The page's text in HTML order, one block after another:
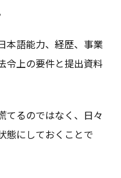
本語能力、経歴、事業
令上の要件と提出資料
てるのではなく、日々
態にしておくことで